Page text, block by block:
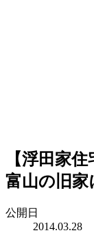
【浮田家
富山の旧家
公開日
2014.03.28